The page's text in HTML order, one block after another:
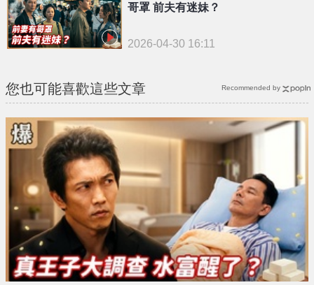
哥罩 前夫有迷妹？
2026-04-30 16:11
您也可能喜歡這些文章 Recommended by